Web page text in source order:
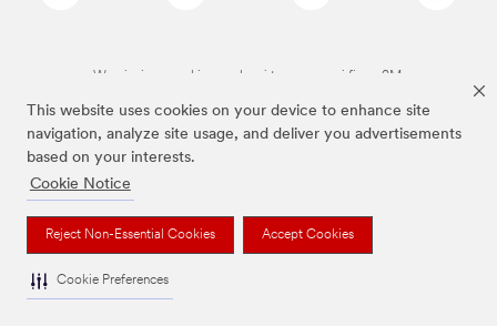
This website uses cookies on your device to enhance site
navigation, analyze site usage, and deliver you advertisements
based on your interests.
Cookie Notice
Reject Non-Essential Cookies Accept Cookies
Cookie Preferences
Wymienione marki są znakami towarowymi firmy 3M.